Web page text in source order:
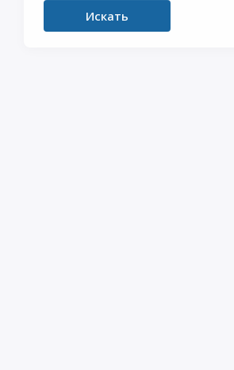
Искать